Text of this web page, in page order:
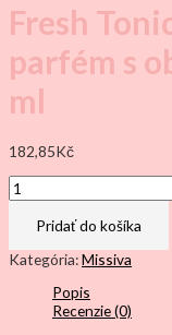
Fresh
parfém s
ml
182,85Kč
množstvo
Fresh
Tonic
ledový
parfém
Pridať do košíka
Kategória:Missiva
Popis
Recenzie (0)